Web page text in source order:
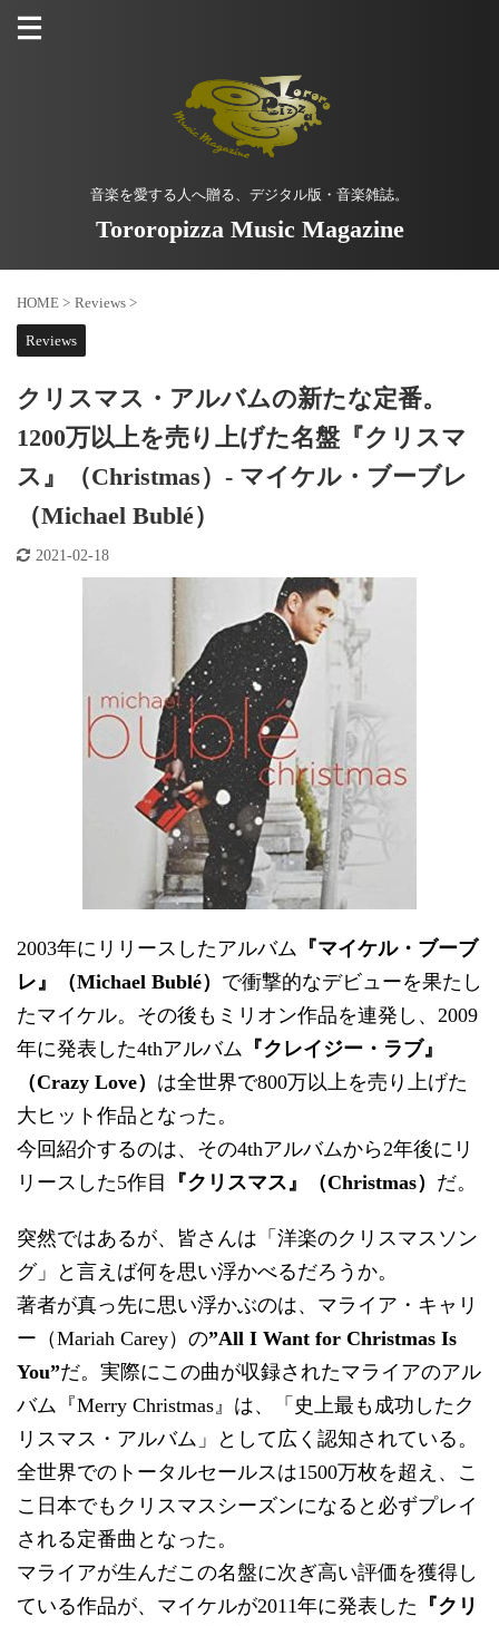
音楽を愛する人へ贈る、デジタル版・音楽雑誌。
Tororopizza Music Magazine
HOME > Reviews >
Reviews
クリスマス・アルバムの新たな定番。
1200万以上を売り上げた名盤『クリスマ
ス』（Christmas）- マイケル・ブーブレ
（Michael Bublé）
2021-02-18
2003年にリリースしたアルバム 『マイケル・ブーブ
レ』（Michael Bublé） で衝撃的なデビューを果たし
たマイケル。その後もミリオン作品を連発し、2009
年に発表した4thアルバム 『クレイジー・ラブ』
（Crazy Love） は全世界で800万以上を売り上げた
大ヒット作品となった。
今回紹介するのは、その4thアルバムから2年後にリ
リースした5作目
『クリスマス』（Christmas） だ。
突然ではあるが、皆さんは「洋楽のクリスマスソン
グ」と言えば何を思い浮かべるだろうか。
著者が真っ先に思い浮かぶのは、マライア・キャリ
ー（Mariah Carey）の”All I Want for Christmas Is
You”だ。実際にこの曲が収録されたマライアのアル
バム『Merry Christmas』は、「史上最も成功したク
リスマス・アルバム」として広く認知されている。
全世界でのトータルセールスは1500万枚を超え、こ
こ日本でもクリスマスシーズンになると必ずプレイ
される定番曲となった。
マライアが生んだこの名盤に次ぎ高い評価を獲得し
ている作品が、マイケルが2011年に発表した 『クリ